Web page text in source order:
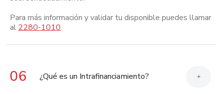
Para más información y validar tu disponible puedes llamar
al 2280-1010.
06 ¿Qué es un Intrafinanciamiento? +